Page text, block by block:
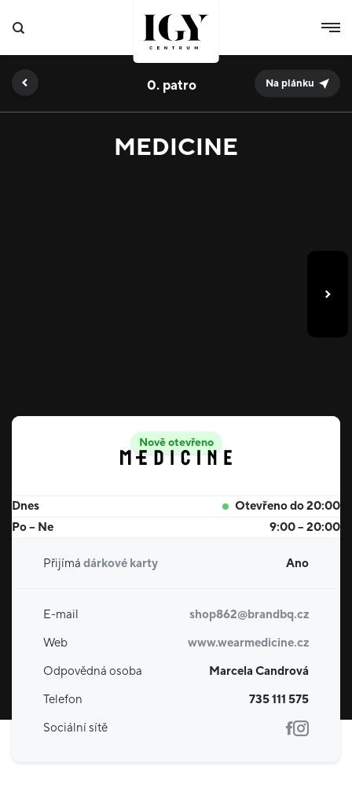
MEDICINE
0. Na plánku
Nově otevřeno
Dnes
Otevřeno do 20:00
Po – Ne
9:00 – 20:00
Přijímá dárkové karty Ano
E-mail
shop862@brandbq.cz
Web
www.wearmedicine.cz
Odpovědná osoba
Marcela Candrová
Telefon
735 111 575
Sociální sítě